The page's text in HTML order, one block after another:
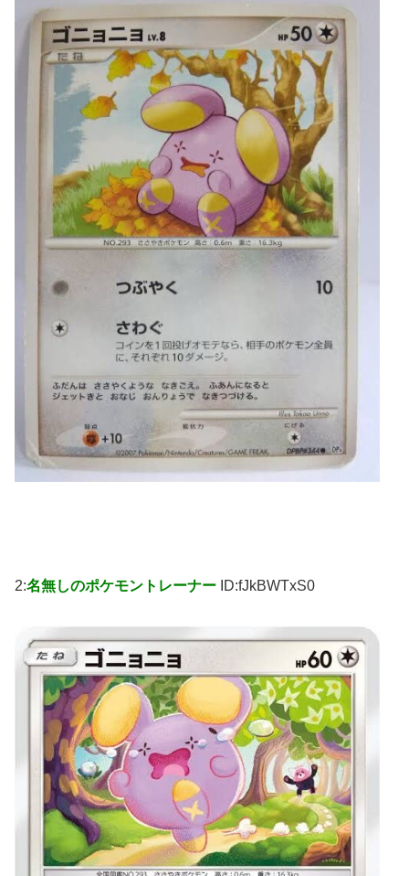
2:名無しのポケモントレーナー ID:fJkBWTxS0